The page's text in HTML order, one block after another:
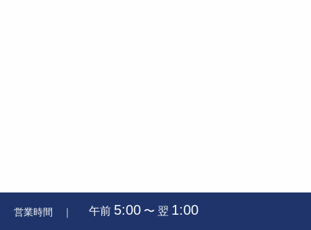
営業時間 ｜ 午前 5:00 〜 翌 1:00